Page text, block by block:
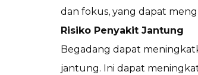
dan fokus, yang dapat
Risiko Penyakit Jantung
Begadang dapat
jantung. Ini dapat